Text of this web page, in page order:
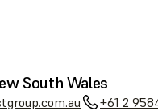
South Wales
+61 2